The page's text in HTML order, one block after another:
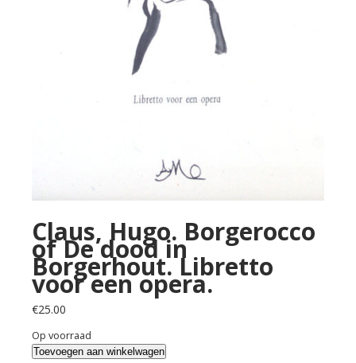
Claus, Hugo. Borgerocco
of De dood in
Borgerhout. Libretto
voor een opera.
€25.00
Op voorraad
Claus,
Toevoegen aan winkelwagen